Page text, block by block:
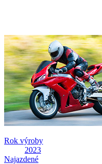
Rok výroby
2023
Najazdené